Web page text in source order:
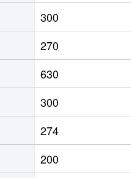
300
270
630
300
274
200